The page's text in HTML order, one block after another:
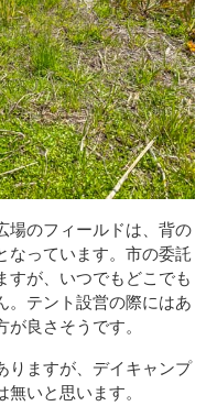
場のフィールドは、背の
なっています。市の委託
すが、いつでもどこでも
。テント設営の際にはあ
良さそうです。
りますが、デイキャンプ
いと思います。